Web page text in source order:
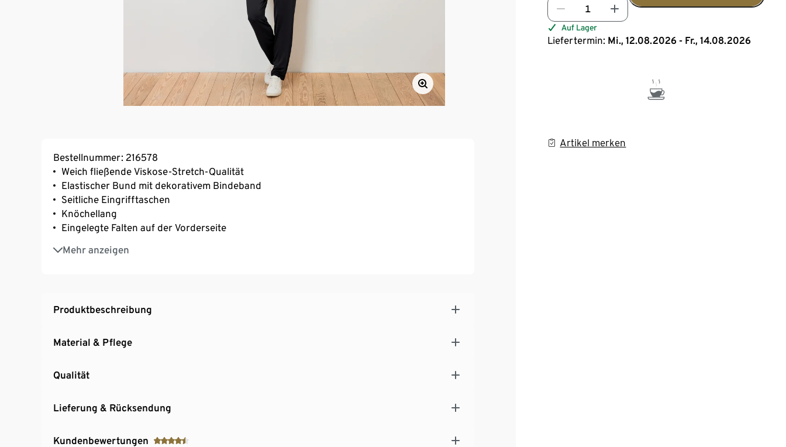
Auf Lager
Liefertermin: Mi., 12.08.2026 - Fr., 14.08.2026
Artikel merken
Bestellnummer: 216578
Weich fließende Viskose-Stretch-Qualität
Elastischer Bund mit dekorativem Bindeband
Seitliche Eingrifftaschen
Knöchellang
Eingelegte Falten auf der Vorderseite
Mehr anzeigen
Mit Elasthan: formbeständig, perfekter Sitz, hoher Tragekomfort
Produktbeschreibung
Material & Pflege
Qualität
Lieferung & Rücksendung
Kundenbewertungen